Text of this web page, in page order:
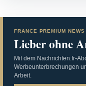
FRANCE PREMIUM NEWS
Lieber ohne
Mit dem Nachrichten.fr-
Werbeunterbrechungen
Arbeit.